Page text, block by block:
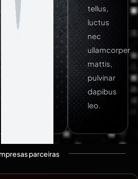
tellus,
luctus
nec
ullamcorper
mattis,
pulvinar
dapibus
leo.
parceiras